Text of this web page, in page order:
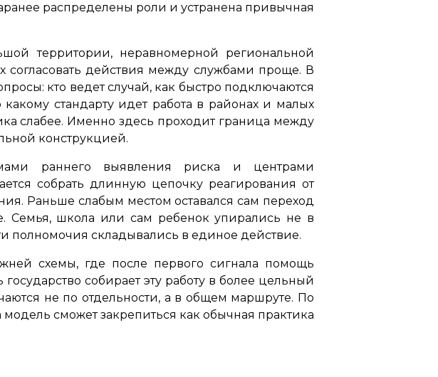
распределены роли и устранена привычная
территории, неравномерной региональной
согласовать действия между службами проще. В
кто ведет случай, как быстро подключаются
стандарту идет работа в районах и малых
слабее. Именно здесь проходит граница между
конструкцией.
раннего выявления риска и центрами
собрать длинную цепочку реагирования от
Раньше слабым местом оставался сам переход
Семья, школа или сам ребенок упирались не в
полномочия складывались в единое действие.
схемы, где после первого сигнала помощь
собирает эту работу в более цельный
не по отдельности, а в общем маршруте. По
сможет закрепиться как обычная практика